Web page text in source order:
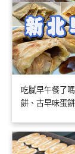
吃膩早午餐了
餅、古早味蛋